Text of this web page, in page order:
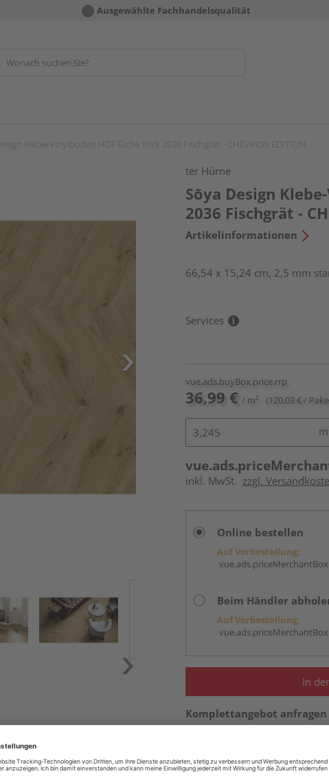
Ausgewählte Fachhandelsqualität
ter Hürne
Sōya Design
2036 Fischgrät -
Artikelinformationen
66,54 x 15,24 cm, 2,5 mm
Services
vue.ads.buyBox.price.rrp
36,99 € / m² (120,03 € /
inkl. MwSt. zzgl.
Online bestellen
Auf Vorbestellung:
Beim Händler
Auf Vorbestellung:
In
Komplettangebot anfragen